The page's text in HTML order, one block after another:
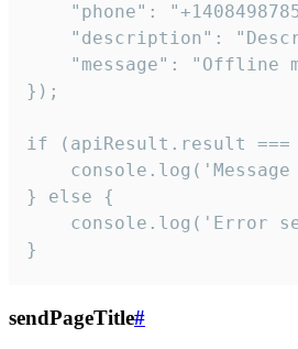
"phone":
"description":
"message": "Offline
});
if (apiResult.result
} else {
console.log('Error
}
sendPageTitle#